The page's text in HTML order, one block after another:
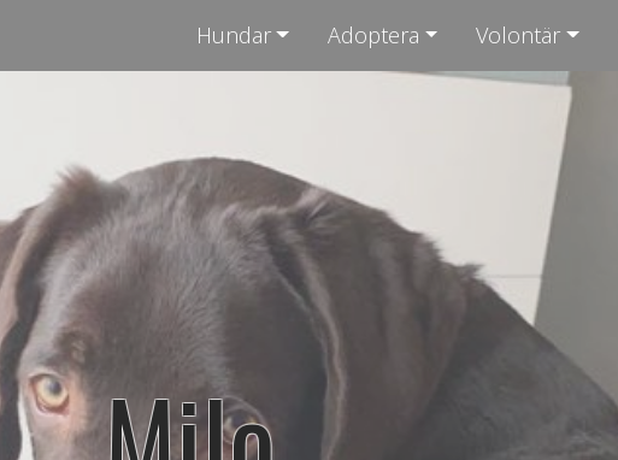
Hundar Adoptera Volontär